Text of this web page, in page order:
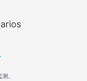
。